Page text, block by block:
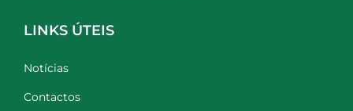
LINKS ÚTEIS
Notícias
Contactos